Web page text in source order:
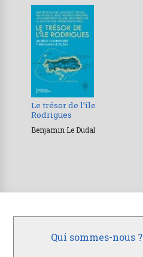
Le trésor de l’île
Rodrigues
Benjamin Le Dudal
Qui sommes-nous ?